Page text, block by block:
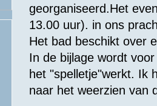
georganiseerd.Het
13.00 uur). in ons
Het bad beschikt over
In de bijlage wordt
het "spelletje"werkt. Ik
naar het weerzien van